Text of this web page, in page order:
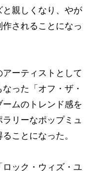
親しくなり、やが
されることになっ
ーティストとして
った「オフ・ザ・
ムのトレンド感を
リーなポップミュ
ことになった。
ロック・ウィズ・ユ